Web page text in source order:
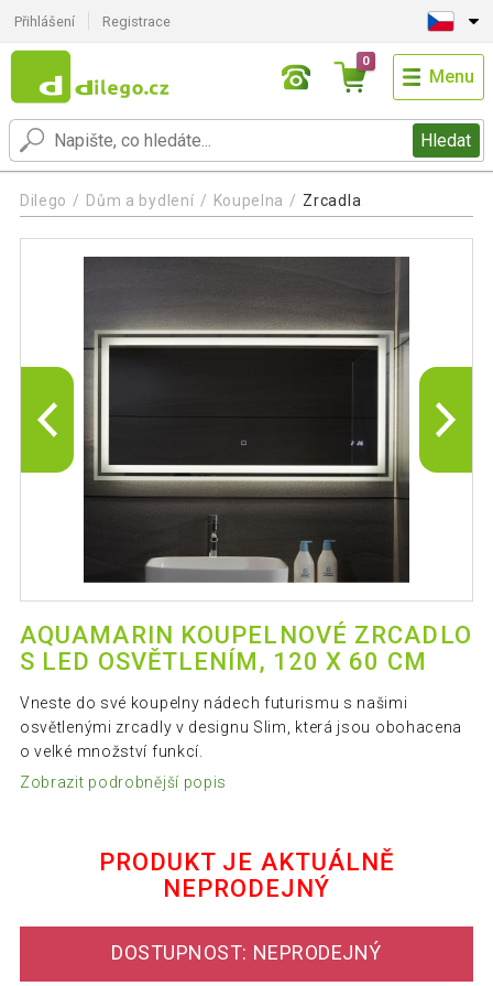
Přihlášení Registrace
Hledat
0
Menu
Dilego Dům a bydlení Koupelna Zrcadla
AQUAMARIN KOUPELNOVÉ ZRCADLO
S LED OSVĚTLENÍM, 120 X 60 CM
Vneste do své koupelny nádech futurismu s našimi
osvětlenými zrcadly v designu Slim, která jsou obohacena
o velké množství funkcí.
Zobrazit podrobnější popis
PRODUKT JE AKTUÁLNĚ
NEPRODEJNÝ
DOSTUPNOST: NEPRODEJNÝ